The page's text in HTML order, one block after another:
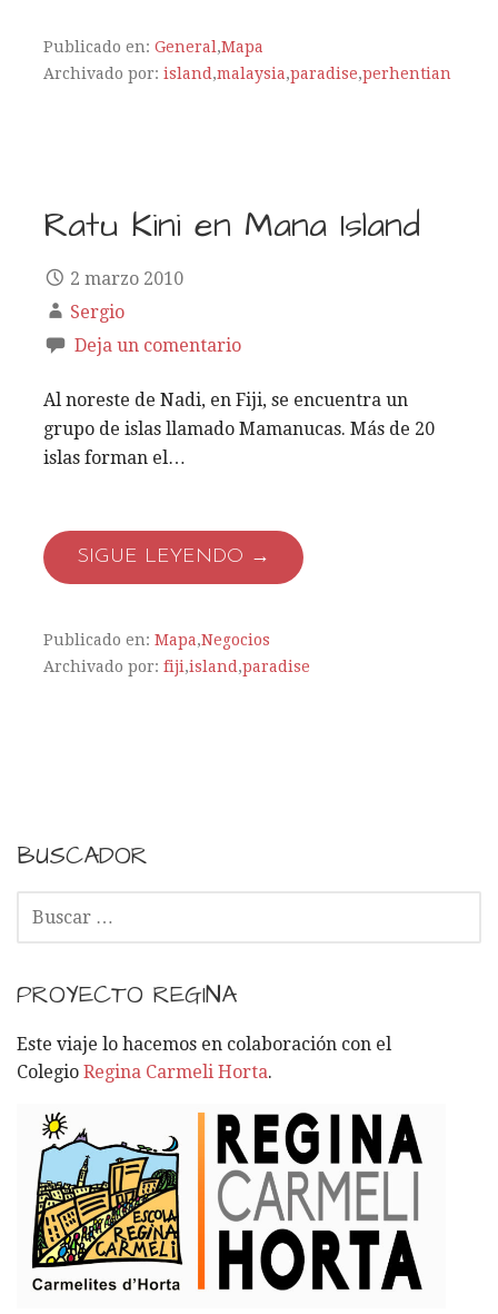
Publicado en: General ,Mapa
Archivado por: island ,malaysia,paradise,perhentian
Ratu Kini en Mana Island
2 marzo 2010
Sergio
Deja un comentario
Al noreste de Nadi, en Fiji, se encuentra un
grupo de islas llamado Mamanucas. Más de 20
islas forman el…
SIGUE LEYENDO →
Publicado en: Mapa,Negocios
Archivado por: fiji,island ,paradise
BUSCADOR
C
R
:
PROYECTO REGINA
Este viaje lo hacemos en colaboración con el
Colegio Regina Carmeli Horta.